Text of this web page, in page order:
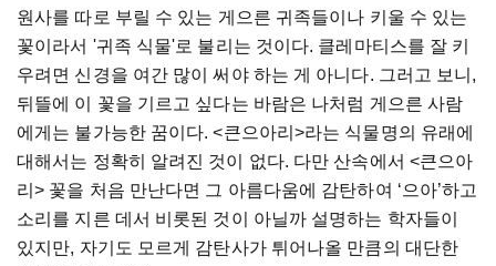
원사를 따로 부릴 수 있는 게으른 귀족들이나 키울 수 있는
꽃이라서 '귀족 식물'로 불리는 것이다. 클레마티스를 잘 키
우려면 신경을 여간 많이 써야 하는 게 아니다. 그러고 보니 ,
뒤뜰에 이 꽃을 기르고 싶다는 바람은 나처럼 게으른 사람
에게는 불가능한 꿈이다. <큰으아리 >라는 식물명의 유래에
대해서는 정확히 알려진 것이 없다. 다만 산속에서 <큰으아
리> 꽃을 처음 만난다면 그 아름다움에 감탄하여 ‘으아’하고
소리를 지른 데서 비롯된 것이 아닐까 설명하는 학자들이
있지만, 자기도 모르게 감탄사가 튀어나올 만큼의 대단한